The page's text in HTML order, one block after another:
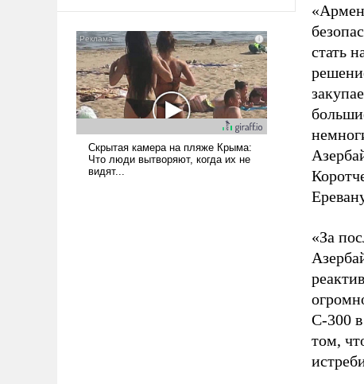
нужно отвечать.
стать
«За
С-300
том,